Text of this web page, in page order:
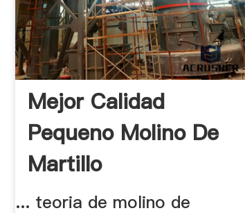
Mejor Calidad
Pequeno Molino De
Martillo
... teoria de molino de